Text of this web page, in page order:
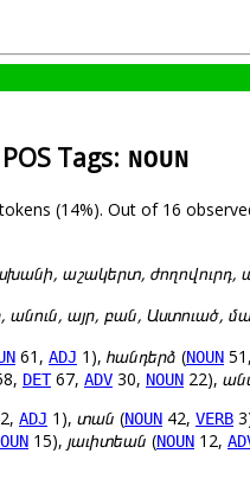
Tags: NOUN
(14%). Out of 16
աշակերտ, ժողովուրդ,
այր, բան, Աստուած,
61, ADJ 1), հանդերձ (NOUN 51,
DET67, ADV 30, NOUN 22),
ADJ 1), տան (NOUN 42, VERB
15), յաւիտեան (NOUN 12,